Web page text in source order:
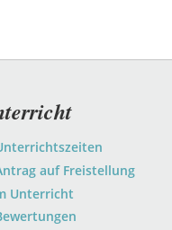
auf Freistellung
Unterricht